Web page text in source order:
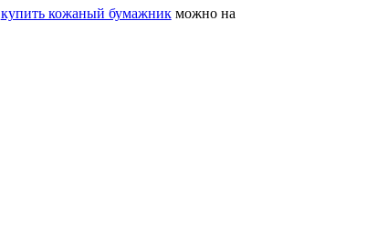
купить кожаный бумажникможно на